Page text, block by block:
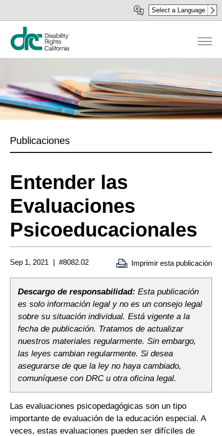
al
contenido
principal
Select a Language
Publicaciones
Entender las
Evaluaciones
Psicoeducacionales
Sep 1, 2021 #8082.02 Imprimir esta publicación
Descargo de responsabilidad: Esta publicación
es solo información legal y no es un consejo legal
sobre su situación individual. Está vigente a la
fecha de publicación. Tratamos de actualizar
nuestros materiales regularmente. Sin embargo,
las leyes cambian regularmente. Si desea
asegurarse de que la ley no haya cambiado,
comuníquese con DRC u otra oficina legal.
Las evaluaciones psicopedagógicas son un tipo
importante de evaluación de la educación especial. A
veces, estas evaluaciones pueden ser difíciles de